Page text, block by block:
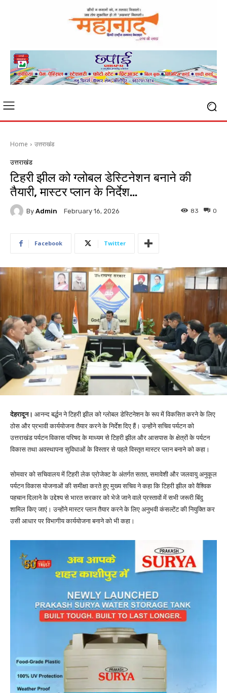
Home उत्तराखंड
उत्तराखंड
टिहरी झील को ग्लोबल डेस्टिनेशन बनाने की
तैयारी, मास्टर प्लान के निर्देश…
By Admin February 16, 2026 0
83
Facebook Twitter
देहरादून। आनन्द बर्द्धन ने टिहरी झील को ग्लोबल डेस्टिनेशन के रूप में विकसित करने के लिए
ठोस और प्रभावी कार्ययोजना तैयार करने के निर्देश दिए हैं। उन्होंने सचिव पर्यटन को
उत्तराखंड पर्यटन विकास परिषद के माध्यम से टिहरी झील और आसपास के क्षेत्रों के पर्यटन
विकास तथा अवस्थापना सुविधाओं के विस्तार से पहले विस्तृत मास्टर प्लान बनाने को कहा।
सोमवार को सचिवालय में टिहरी लेक प्रोजेक्ट के अंतर्गत सतत, समावेशी और जलवायु अनुकूल
पर्यटन विकास योजनाओं की समीक्षा करते हुए मुख्य सचिव ने कहा कि टिहरी झील को वैश्विक
पहचान दिलाने के उद्देश्य से भारत सरकार को भेजे जाने वाले प्रस्तावों में सभी जरूरी बिंदु
शामिल किए जाएं। उन्होंने मास्टर प्लान तैयार करने के लिए अनुभवी कंसल्टेंट की नियुक्ति कर
उसी आधार पर विभागीय कार्ययोजना बनाने को भी कहा।